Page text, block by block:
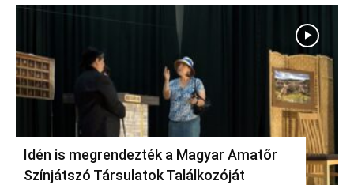
Idén is megrendezték a Magyar Amatőr
Színjátszó Társulatok Találkozóját